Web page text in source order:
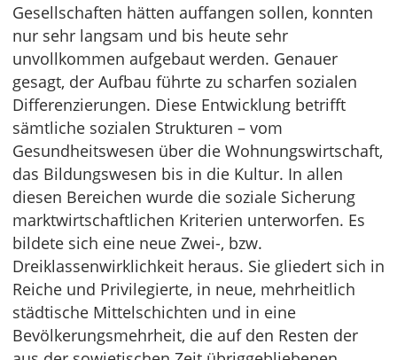
Gesellschaften hätten auffangen sollen, konnten
nur sehr langsam und bis heute sehr
unvollkommen aufgebaut werden. Genauer
gesagt, der Aufbau führte zu scharfen sozialen
Differenzierungen. Diese Entwicklung betrifft
sämtliche sozialen Strukturen – vom
Gesundheitswesen über die Wohnungswirtschaft,
das Bildungswesen bis in die Kultur. In allen
diesen Bereichen wurde die soziale Sicherung
marktwirtschaftlichen Kriterien unterworfen. Es
bildete sich eine neue Zwei-, bzw.
Dreiklassenwirklichkeit heraus. Sie gliedert sich in
Reiche und Privilegierte, in neue, mehrheitlich
städtische Mittelschichten und in eine
Bevölkerungsmehrheit, die auf den Resten der